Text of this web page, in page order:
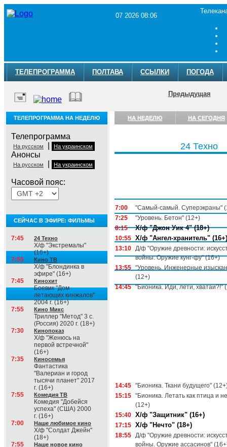
07 2026 08:06
ТЕЛЕПРОГРАММА ПОЛТАВА ССЫЛКИ ПОГОДА
Предыдущая
ТЕЛЕПРОГРАММА НА НЕДЕЛЮ
Телепрограмма
На русском На украинском
Анонсы
На русском На украинском
Часовой пояс:
СЕЙЧАС В ЭФИРЕ: ФИЛЬМЫ
7:45 24 Техно
Х/ф "Экстремалы"
(16+)
7:55
Кино ТВ
Х/ф "Блондинка в
эфире" (16+)
7:45
Кинохит
Боевик "Дом
летающих кинжалов"
2004 г. (16+)
7:55
Кино Микс
Триллер "Метод" 3 с.
(Россия) 2020 г. (18+)
7:30
Кинопоказ
Х/ф "Женюсь на
первой встречной"
(16+)
7:35
Киносемья
Фантастика
"Валериан и город
тысячи планет" 2017
г. (16+)
7:55
Комедия ТВ
Комедия "Добейся
успеха" (США) 2000
г. (16+)
7:00
Наше любимое кино
Х/ф "Солдат Джейн"
(18+)
7:55
Наше новое кино
НА НЕДЕЛЮ НА СЕГОДНЯ
24 Техно
7:00
"Самый-самый. Суперэкраны"
7:25
"Уровень. Бетон" (12+)
8:15
Х/ф "Джон Уик 4" (18+)
10:55 Х/ф "Ангел-хранитель" (16+)
13:10 Д/ф "Оружие древности:
войны. Оружие кунг-фу" (16+)
13:55 "Уровень. Инженерные
(12+)
14:45 "Бионика. Иди, лети, хватаи?!"
14:45 "Бионика. Ткани будущего"
15:15 "Бионика. Летать как птица и
(12+)
15:40 Х/ф "Защитник" (16+)
17:15 Х/ф "Нечто" (18+)
18:55 Д/ф "Оружие древности:
войны. Оружие ассасинов"